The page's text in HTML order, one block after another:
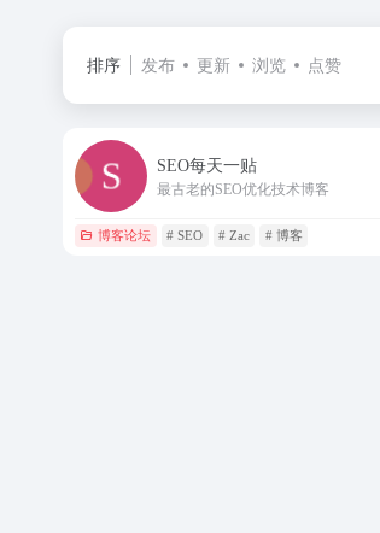
排序 发布 更新 浏览 点赞
SEO每天一贴
最古老的SEO优化技术博客
博客论坛 # SEO # Zac # 博客